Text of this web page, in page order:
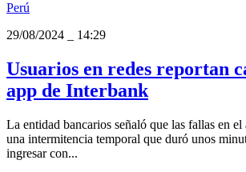
Perú
29/08/2024
14:29
Usuarios en redes reportan
app de Interbank
La entidad bancarios señaló que las fallas en
una intermitencia temporal que duró unos
ingresar con...